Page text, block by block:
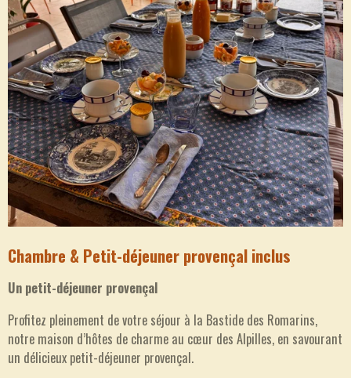
Chambre & Petit-déjeuner provençal inclus
Un petit-déjeuner provençal
Profitez pleinement de votre séjour à la Bastide des Romarins,
notre maison d’hôtes de charme au cœur des Alpilles, en savourant
un délicieux petit-déjeuner provençal.